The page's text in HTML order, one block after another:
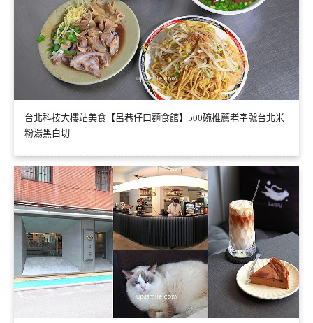
台北科技大樓站美食【呂巷仔口麵食館】500碗推薦老字號台北米
粉湯黑白切